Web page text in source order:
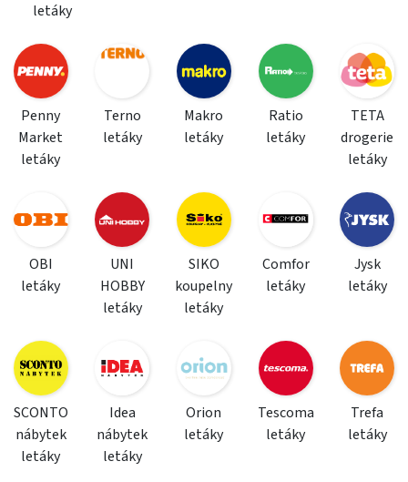
letáky
Penny
Market
letáky
Terno
letáky
Makro
letáky
Ratio
letáky
TETA
drogerie
letáky
OBI
letáky
UNI
HOBBY
letáky
SIKO
koupelny
letáky
Comfor
letáky
Jysk
letáky
SCONTO
nábytek
letáky
Idea
nábytek
letáky
Orion
letáky
Tescoma
letáky
Trefa
letáky